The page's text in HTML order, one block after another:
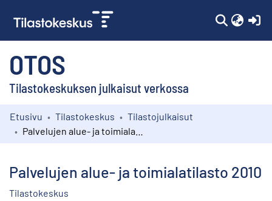
OTOS
Tilastokeskuksen julkaisut verkossa
Kokoelmat
Etusivu Tilastokeskus
Tilastojulkaisut
Palvelujen alue- ja toimialatilasto 2010
Tilastokeskus